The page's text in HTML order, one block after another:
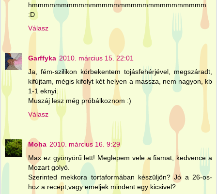
hmmmmmmmmmmmmmmmmmmmmmmmmmmmmmm
:D
Válasz
Garffyka 2010. március 15. 22:01
Ja, fém-szilikon körbekentem tojásfehérjével, megszáradt,
kifújtam, mégis kifolyt két helyen a massza, nem nagyon, kb
1-1 eknyi.
Muszáj lesz még próbálkoznom :)
Válasz
Moha 2010. március 16. 9:29
Max ez gyönyörű lett! Meglepem vele a fiamat, kedvence a
Mozart golyó.
Szerinted mekkora tortaformában készüljön? Jó a 26-os-
hoz a recept,vagy emeljek mindent egy kicsivel?